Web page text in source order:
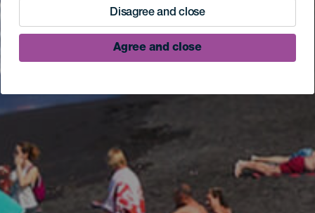
Disagree and close
Agree and close